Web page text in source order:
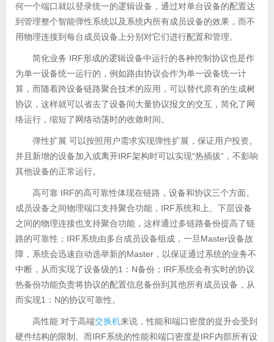
何一个端口就以登录统一的逻辑设备，通过对单台设备的配置达
到管理整个智能弹性系统以及系统内所有成员设备的效果，而不
用物理连接到每台成员设备上分别对它们进行配置和管理。
简化业务 IRF形成的逻辑设备中运行的各种控制协议也是作
为单一设备统一运行的，例如路由协议会作为单一设备统一计
算，而随着跨设备链路聚合技术的应用，可以替代原有的生成树
协议，这样就可以省去了设备间大量协议报文的交互，简化了网
络运行，缩短了网络动荡时的收敛时间。
弹性扩展 可以按照用户需求实现弹性扩展，保证用户投资。
并且新增的设备加入或离开IRF架构时可以实现“热插拔”，不影响
其他设备的正常运行。
高可靠 IRF的高可靠性体现在链路，设备和协议三个方面。
成员设备之间物理端口支持聚合功能，IRF系统和上、下层设备
之间的物理连接也支持聚合功能，这样通过多链路备份提高了链
路的可靠性；IRF系统由多台成员设备组成，一旦Master设备故
障，系统会迅速自动选举新的Master，以保证通过系统的业务不
中断，从而实现了设备级的1：N备份；IRF系统会有实时的协议
热备份功能负责将协议的配置信息备份到其他所有成员设备，从
而实现1：N的协议可靠性。
高性能 对于高端交换机来说，性能和端口密度的提升会受到
硬件结构的限制。而IRF系统的性能和端口密度是IRF内部所有设